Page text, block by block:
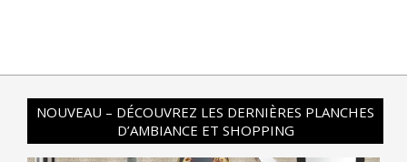
NOUVEAU – DÉCOUVREZ LES DERNIÈRES PLANCHES
D’AMBIANCE ET SHOPPING